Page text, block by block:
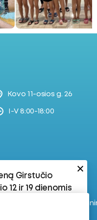
Kovo 11-osios g. 26
I-V 8:00-18:00
į plaukimo
Girstučio
12 ir 19 dienomis